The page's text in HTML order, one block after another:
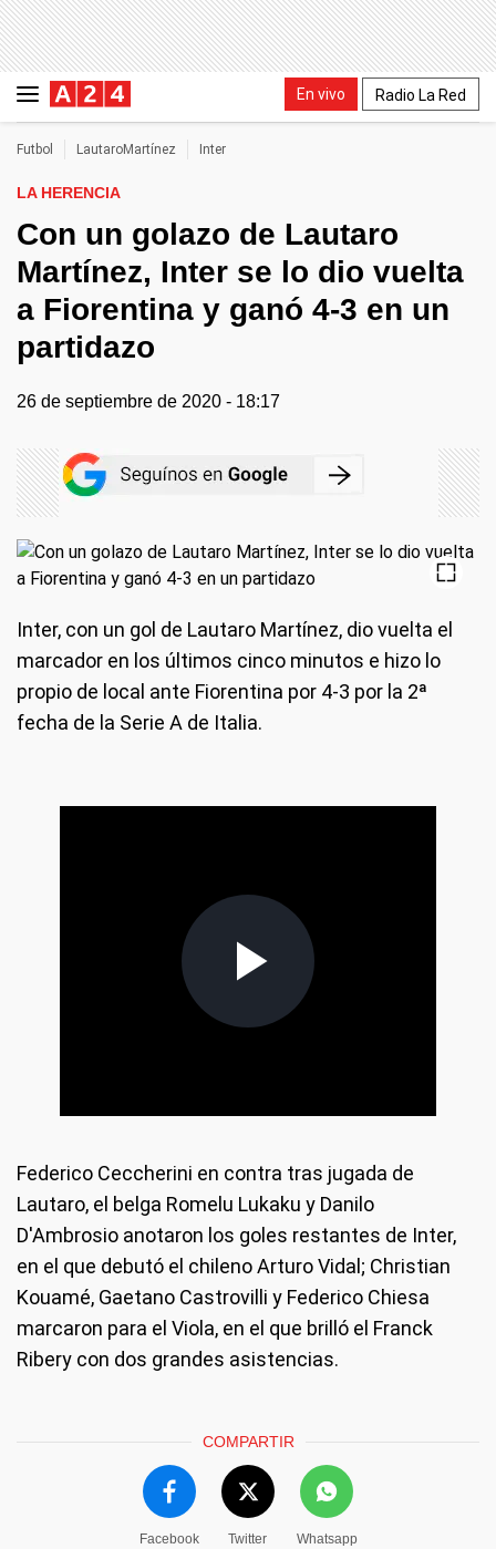
En vivo Radio La Red
Futbol LautaroMartínez Inter
LA HERENCIA
Con un golazo de Lautaro
Martínez, Inter se lo dio vuelta
a Fiorentina y ganó 4-3 en un
partidazo
26 de septiembre de 2020 - 18:17
Inter, con un gol de Lautaro Martínez, dio vuelta el
marcador en los últimos cinco minutos e hizo lo
propio de local ante Fiorentina por 4-3 por la 2ª
fecha de la Serie A de Italia.
Federico Ceccherini en contra tras jugada de
Lautaro, el belga Romelu Lukaku y Danilo
D'Ambrosio anotaron los goles restantes de Inter,
en el que debutó el chileno Arturo Vidal; Christian
Kouamé, Gaetano Castrovilli y Federico Chiesa
marcaron para el Viola, en el que brilló el Franck
Ribery con dos grandes asistencias.
COMPARTIR
Facebook Twitter Whatsapp